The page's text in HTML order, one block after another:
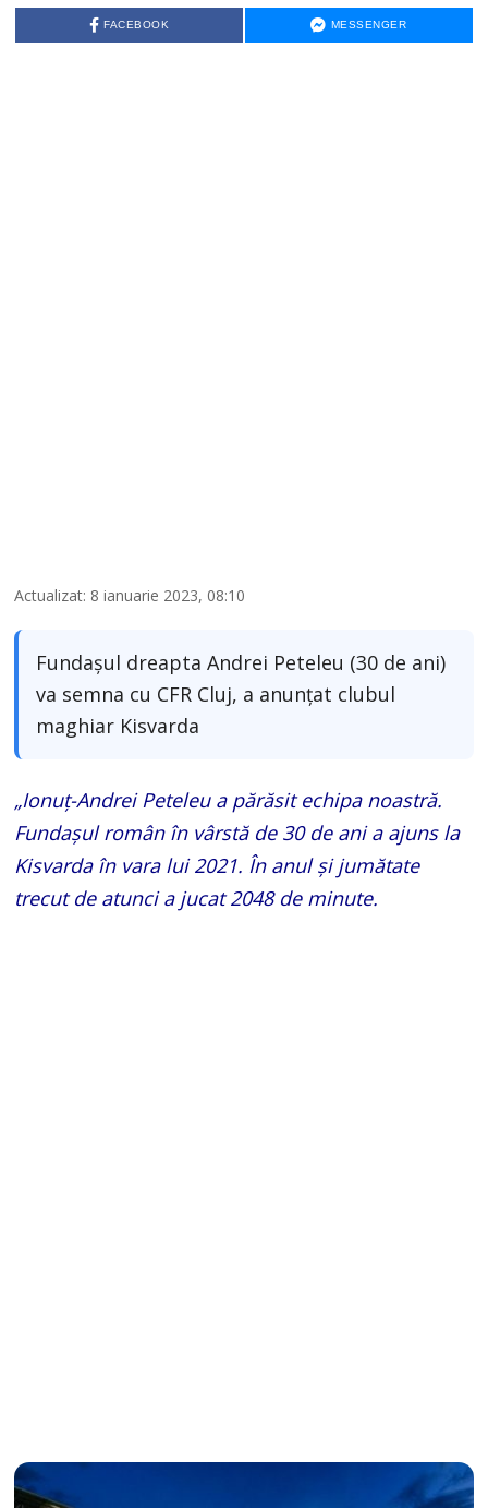
FACEBOOK MESSENGER
Actualizat: 8 ianuarie 2023, 08:10
Fundașul dreapta Andrei Peteleu (30 de ani)
va semna cu CFR Cluj, a anunțat clubul
maghiar Kisvarda
„Ionuț-Andrei Peteleu a părăsit echipa noastră.
Fundașul român în vârstă de 30 de ani a ajuns la
Kisvarda în vara lui 2021. În anul și jumătate
trecut de atunci a jucat 2048 de minute.